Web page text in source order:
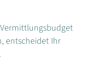
entscheidet Ihr